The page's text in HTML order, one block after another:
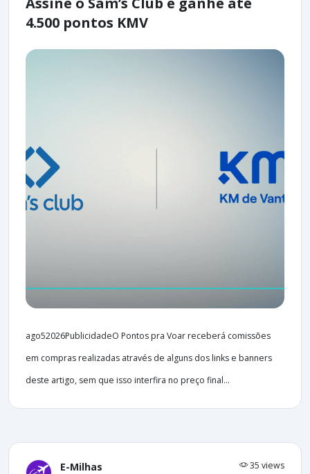
4.500 pontos KMV
ago52026PublicidadeO Pontos pra Voar receberá comissões
em compras realizadas através de alguns dos links e banners
deste artigo, sem que isso interfira no preço final...
E-Milhas 35 views